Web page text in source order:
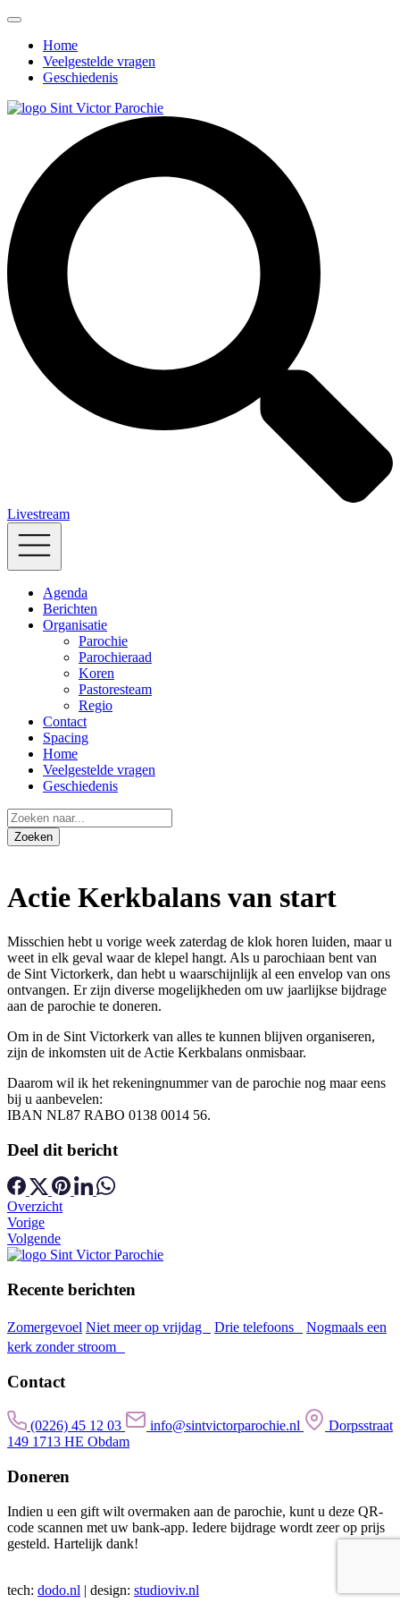
Home
Veelgestelde vragen
Geschiedenis
Livestream
Agenda
Berichten
Organisatie
Parochie
Parochieraad
Koren
Pastoresteam
Regio
Contact
Spacing
Home
Veelgestelde vragen
Geschiedenis
Actie Kerkbalans van start
Misschien hebt u vorige week zaterdag de klok horen luiden, maar u
weet in elk geval waar de klepel hangt. Als u parochiaan bent van
de Sint Victorkerk, dan hebt u waarschijnlijk al een envelop van ons
ontvangen. Er zijn diverse mogelijkheden om uw jaarlijkse bijdrage
aan de parochie te doneren.
Om in de Sint Victorkerk van alles te kunnen blijven organiseren,
zijn de inkomsten uit de Actie Kerkbalans onmisbaar.
Daarom wil ik het rekeningnummer van de parochie nog maar eens
bij u aanbevelen:
IBAN NL87 RABO 0138 0014 56.
Deel dit bericht
Overzicht
Vorige
Volgende
Recente berichten
Zomergevoel Niet meer op vrijdag Drie telefoons
Nogmaals een
kerk zonder stroom
Contact
(0226) 45 12 03 info@sintvictorparochie.nl
Dorpsstraat
149 1713 HE Obdam
Doneren
Indien u een gift wilt overmaken aan de parochie, kunt u deze QR-
code scannen met uw bank-app. Iedere bijdrage wordt zeer op prijs
gesteld. Hartelijk dank!
tech: dodo.nl | design: studioviv.nl